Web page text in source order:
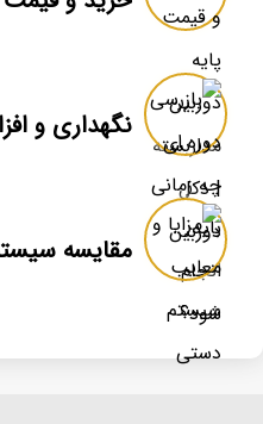
نگهداری و